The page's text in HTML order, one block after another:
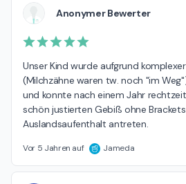
Anonymer Bewerter
Unser Kind wurde aufgrund
(Milchzähne waren tw. noch "im
und konnte nach einem Jahr
schön justierten Gebiß ohne
Auslandsaufenthalt antreten.
Vor 5 Jahren auf Jameda